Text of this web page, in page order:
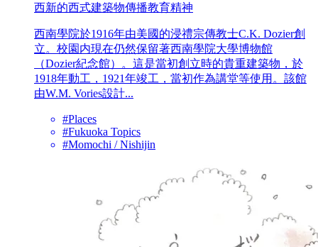
西新的西式建築物傳播教育精神
西南學院於1916年由美國的浸禮宗傳教士C.K. Dozier創
立。校園内現在仍然保留著西南學院大學博物館
（Dozier紀念館）。這是當初創立時的貴重建築物，於
1918年動工，1921年竣工，當初作為講堂等使用。該館
由W.M. Vories設計...
#Places
#Fukuoka Topics
#Momochi / Nishijin